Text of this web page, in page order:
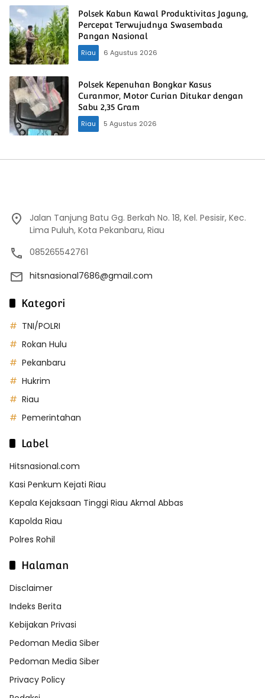
Polsek Kabun Kawal Produktivitas Jagung,
Percepat Terwujudnya Swasembada
Pangan Nasional
Riau
6 Agustus 2026
Polsek Kepenuhan Bongkar Kasus
Curanmor, Motor Curian Ditukar dengan
Sabu 2,35 Gram
Riau
5 Agustus 2026
Jalan Tanjung Batu Gg. Berkah No. 18, Kel. Pesisir, Kec.
Lima Puluh, Kota Pekanbaru, Riau
085265542761
hitsnasional7686@gmail.com
Kategori
TNI/POLRI
Rokan Hulu
Pekanbaru
Hukrim
Riau
Pemerintahan
Label
Hitsnasional.com
Kasi Penkum Kejati Riau
Kepala Kejaksaan Tinggi Riau Akmal Abbas
Kapolda Riau
Polres Rohil
Halaman
Disclaimer
Indeks Berita
Kebijakan Privasi
Pedoman Media Siber
Pedoman Media Siber
Privacy Policy